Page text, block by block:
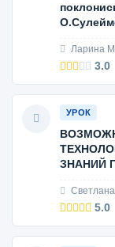
Ларина
3.0
УРОК
ЗНАНИЙ
5.0